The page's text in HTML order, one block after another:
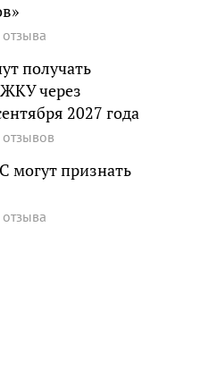
получать
через
2027 года
могут признать